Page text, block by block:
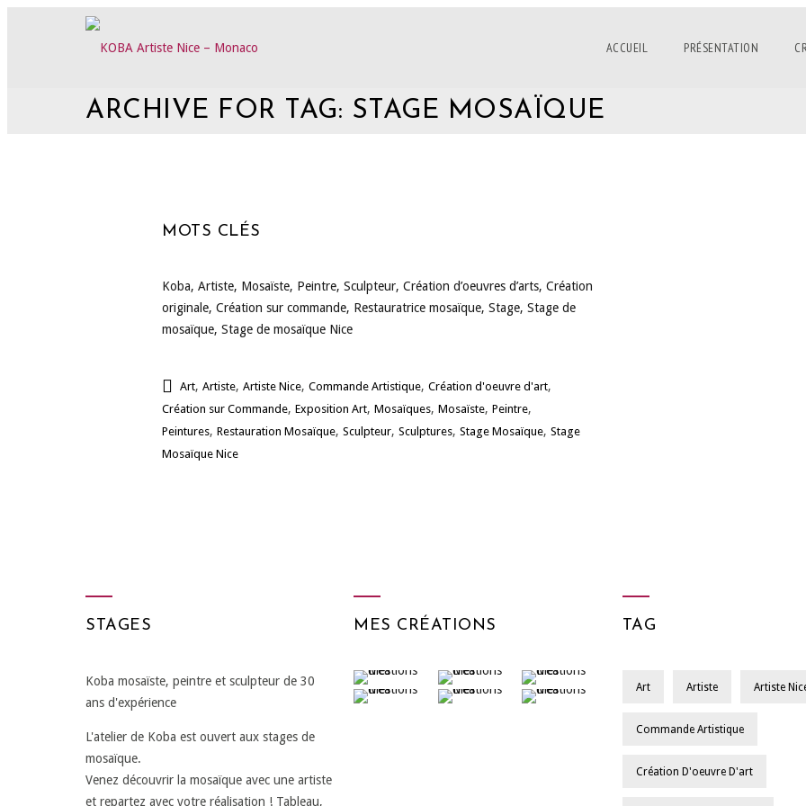
ACCUEIL PRÉSENTATION
ARCHIVE FOR TAG: STAGE MOSAÏQUE
MOTS CLÉS
Koba, Artiste, Mosaïste, Peintre, Sculpteur, Création d’oeuvres d’arts, Création
originale, Création sur commande, Restauratrice mosaïque, Stage, Stage de
mosaïque, Stage de mosaïque Nice
Art, Artiste, Artiste Nice, Commande Artistique, Création d'oeuvre d'art,
Création sur Commande, Exposition Art, Mosaïques, Mosaïste, Peintre,
Peintures, Restauration Mosaïque, Sculpteur, Sculptures, Stage Mosaïque, Stage
Mosaïque Nice
STAGES
Koba mosaïste, peintre et sculpteur de 30
ans d'expérience
L'atelier de Koba est ouvert aux stages de
mosaïque.
Venez découvrir la mosaïque avec une artiste
et repartez avec votre réalisation ! Tableau,
MES CRÉATIONS TAG
Art Artiste Artiste
Commande Artistique
Création D'oeuvre D'art